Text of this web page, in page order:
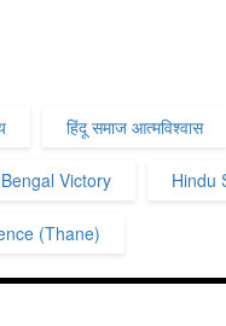
हिंदू समाज आत्मविश्वास
Victory Hindu
(Thane)